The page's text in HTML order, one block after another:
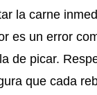
la carne
es un error
de picar.
que cada